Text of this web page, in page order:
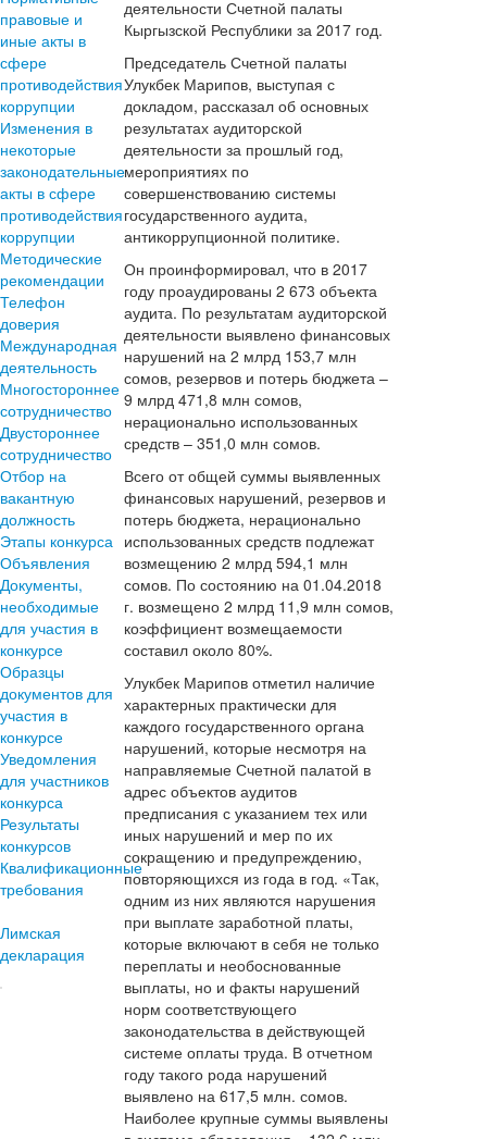
правовые и
иные акты в
сфере
противодействия
коррупции
Изменения в
некоторые
законодательные
акты в сфере
противодействия
коррупции
Методические
рекомендации
Телефон
доверия
Международная
деятельность
Многостороннее
сотрудничество
Двустороннее
сотрудничество
Отбор на
вакантную
должность
Этапы конкурса
Объявления
Документы,
необходимые
для участия в
конкурсе
Образцы
документов для
участия в
конкурсе
Уведомления
для участников
конкурса
Результаты
конкурсов
Квалификационные
требования
Лимская
декларация
деятельности Счетной палаты
Кыргызской Республики за 2017 год.
Председатель Счетной палаты
Улукбек Марипов, выступая с
докладом, рассказал об основных
результатах аудиторской
деятельности за прошлый год,
мероприятиях по
совершенствованию системы
государственного аудита,
антикоррупционной политике.
Он проинформировал, что в 2017
году проаудированы 2 673 объекта
аудита. По результатам аудиторской
деятельности выявлено финансовых
нарушений на 2 млрд 153,7 млн
сомов, резервов и потерь бюджета –
9 млрд 471,8 млн сомов,
нерационально использованных
средств – 351,0 млн сомов.
Всего от общей суммы выявленных
финансовых нарушений, резервов и
потерь бюджета, нерационально
использованных средств подлежат
возмещению 2 млрд 594,1 млн
сомов. По состоянию на 01.04.2018
г. возмещено 2 млрд 11,9 млн сомов,
коэффициент возмещаемости
составил около 80%.
Улукбек Марипов отметил наличие
характерных практически для
каждого государственного органа
нарушений, которые несмотря на
направляемые Счетной палатой в
адрес объектов аудитов
предписания с указанием тех или
иных нарушений и мер по их
сокращению и предупреждению,
повторяющихся из года в год. «Так,
одним из них являются нарушения
при выплате заработной платы,
которые включают в себя не только
переплаты и необоснованные
выплаты, но и факты нарушений
норм соответствующего
законодательства в действующей
системе оплаты труда. В отчетном
году такого рода нарушений
выявлено на 617,5 млн. сомов.
Наиболее крупные суммы выявлены